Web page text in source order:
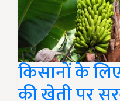
किसानों के
की खेती पर